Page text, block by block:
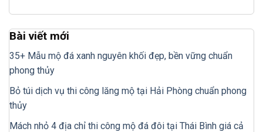
Bài viết mới
35+ Mẫu mộ đá xanh nguyên khối đẹp, bền vững chuẩn
phong thủy
Bỏ túi dịch vụ thi công lăng mộ tại Hải Phòng chuẩn phong
thủy
Mách nhỏ 4 địa chỉ thi công mộ đá đôi tại Thái Bình giá cả